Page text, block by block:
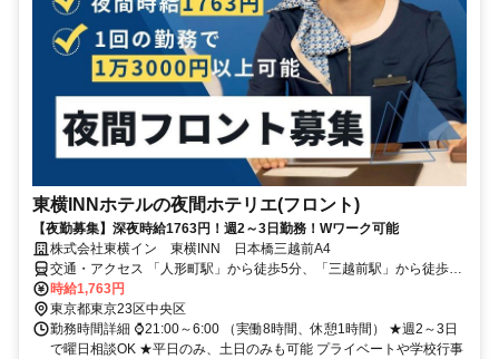
東横INNホテルの夜間ホテリエ(フロント)
【夜勤募集】深夜時給1763円！週2～3日勤務！Wワーク可能
株式会社東横イン 東横INN 日本橋三越前A4
交通・アクセス 「人形町駅」から徒歩5分、「三越前駅」から徒歩8
分
時給1,763円
東京都東京23区中央区
勤務時間詳細 ⌚21:00～6:00 （実働8時間、休憩1時間） ★週2～3日
で曜日相談OK ★平日のみ、土日のみも可能 プライベートや学校行事